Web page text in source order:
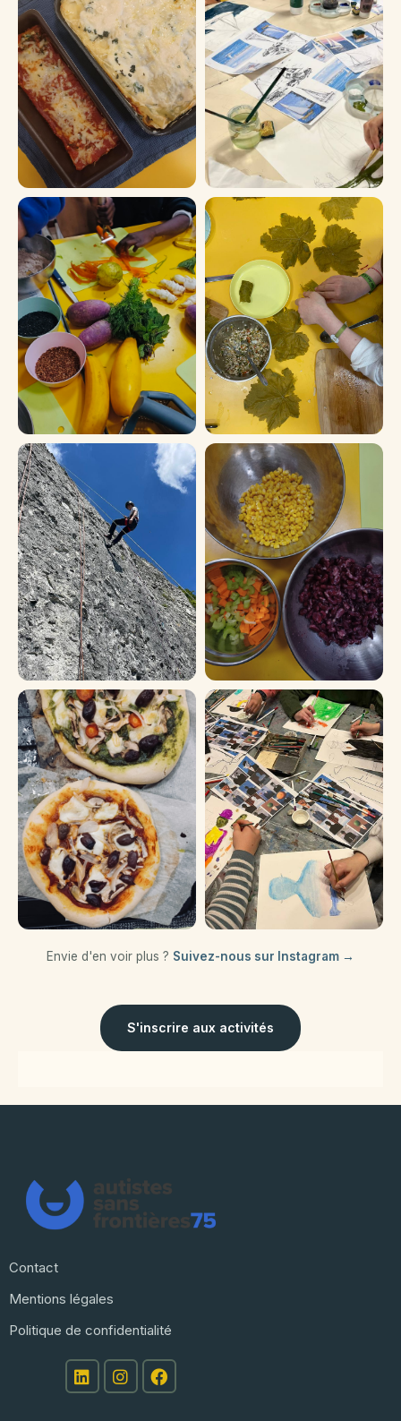
Envie d'en voir plus ? Suivez-nous sur Instagram →
S'inscrire aux activités
Contact
Mentions légales
Politique de confidentialité